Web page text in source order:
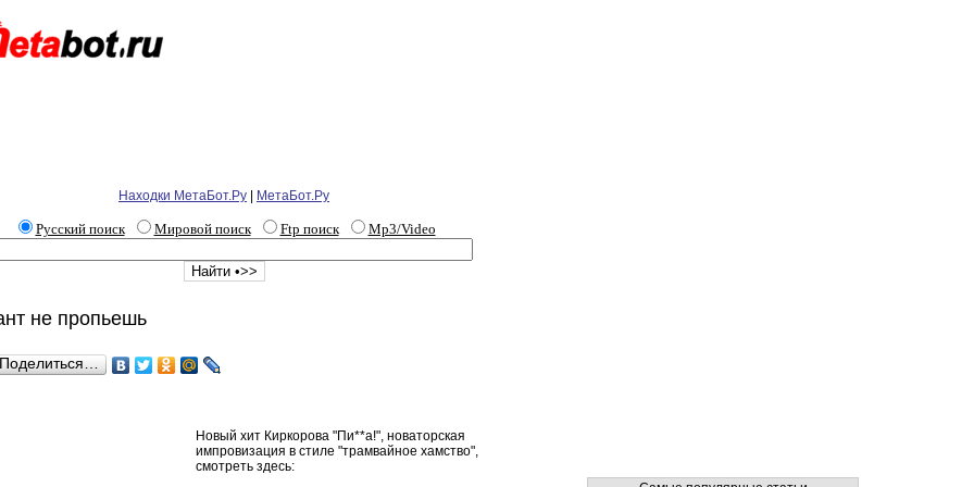
Находки МетаБот.Ру МетаБот.Ру
Русский поиск Мировой поиск Ftp поиск Mp3/Video
не пропьешь
Поделиться…
Новый хит Киркорова "Пи**а!", новаторская
импровизация в стиле "трамвайное хамство",
смотреть здесь: